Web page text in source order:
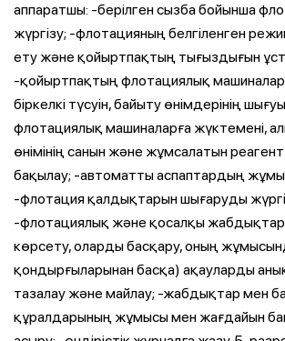
аппаратшы: -берілген сызба бойынша
жүргізу; -флотацияның белгіленген
ету және қойыртпақтың тығыздығын
-қойыртпақтың флотациялық
біркелкі түсуін, байыту өнімдерінің
флотациялық машиналарға жүктемені,
өнімінің санын және жұмсалатын
бақылау; -автоматты аспаптардың
-флотация қалдықтарын шығаруды
-флотациялық және қосалқы
көрсету, оларды басқару, оның
қондырғыларынан басқа) ақауларды
тазалау және майлау; -жабдықтар мен
құралдарының жұмысы мен жағдайын